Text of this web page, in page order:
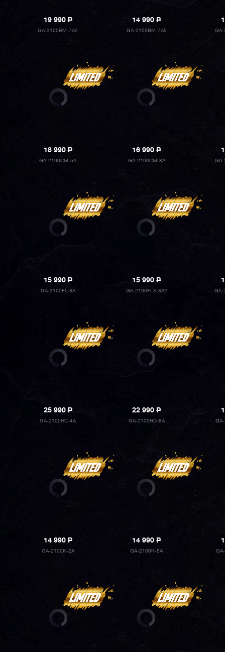
19 990P
GA-2100BM-7A2
14 990P
GA-2100BM-7A5
18 990P
GA-2100CM-5A
16 990P
GA-2100CM-8A GA-
15 990P
GA-2100FL-8A
15 990P
GA-2100FLS-8A2 GA-
25 990P
GA-2100HC-4A
22 990P
GA-2100HD-8A
14 990P
GA-2100K-2A
14 990P
GA-2100K-5A